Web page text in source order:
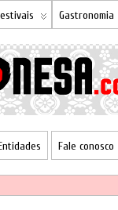
Gastronomia
Fale conosco